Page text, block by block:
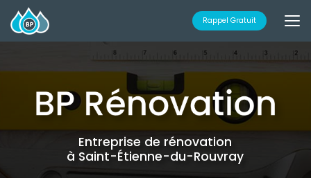
au
contenu
principal
Rappel Gratuit
Entreprise de rénovation
à Saint-Étienne-du-Rouvray